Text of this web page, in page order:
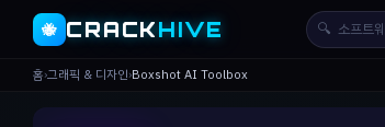
🐝 CRACKHIVE 🔍
홈›그래픽 & 디자인›Boxshot AI Toolbox